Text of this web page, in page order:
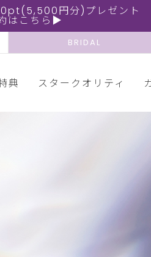
円分)プレゼント
はこちら▶
BRIDAL
典 スタークオリティ